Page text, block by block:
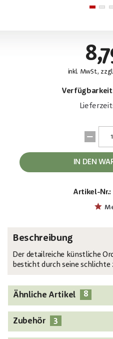
inkl. MwSt., zzgl.
IN DEN
Artikel-Nr.:
Beschreibung
Der detailreiche künstliche
besticht durch seine schlichte
Ähnliche Artikel 8
Zubehör 3